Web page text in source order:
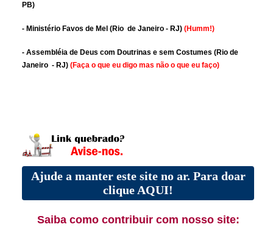
PB)
- Ministério Favos de Mel (Rio de Janeiro - RJ) (Humm!)
- Assembléia de Deus com Doutrinas e sem Costumes (Rio de
Janeiro - RJ) (Faça o que eu digo mas não o que eu faço)
Ajude a manter este site no ar. Para doar
clique AQUI!
Saiba como contribuir com nosso site: